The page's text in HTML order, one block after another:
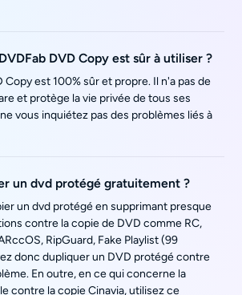
DVD Copy est sûr à utiliser ?
Copy est 100% sûr et propre. Il n'a pas de
et protège la vie privée de tous ses
vous inquiétez pas des problèmes liés à
un dvd protégé gratuitement ?
un dvd protégé en supprimant presque
contre la copie de DVD comme RC,
RipGuard, Fake Playlist (99
donc dupliquer un DVD protégé contre
En outre, en ce qui concerne la
contre la copie Cinavia, utilisez ce